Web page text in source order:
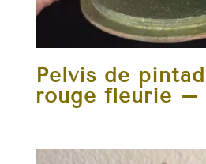
Pelvis de
rouge fleurie –